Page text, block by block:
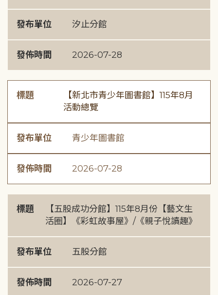
發布單位 汐止分館
發佈時間 2026-07-28
標題
【新北市青少年圖書館】115年8月
活動總覽
發布單位 青少年圖書館
發佈時間 2026-07-28
標題
【五股成功分館】115年8月份【藝文生
活圈】《彩虹故事屋》/《親子悅讀趣》
發布單位 五股分館
發佈時間 2026-07-27